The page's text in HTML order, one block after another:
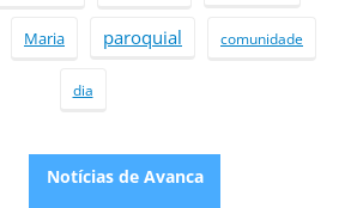
Maria paroquial comunidade
dia
Notícias de Avanca